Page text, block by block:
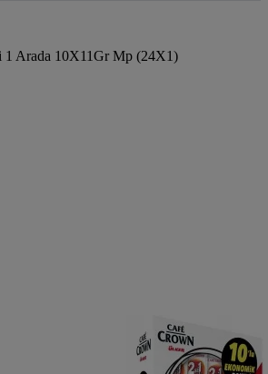
1 Arada 10X11Gr Mp (24X1)